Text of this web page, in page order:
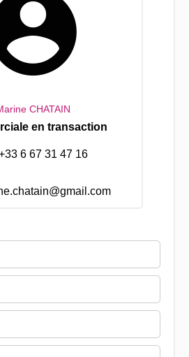
CHATAIN
en transaction
6 67 31 47 16